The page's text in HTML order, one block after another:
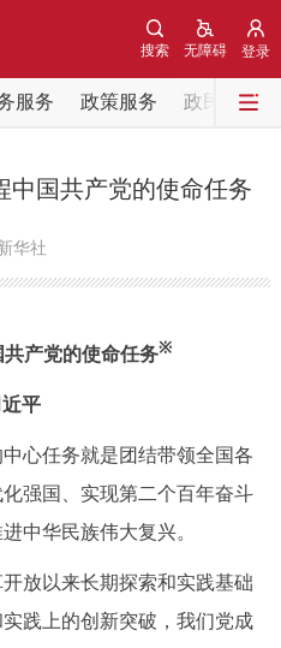
登录
无障碍
搜索
服务 政策服务 政民互动
解读 回应关切
公开
中国共产党的使命任务
华社
产党的使命任务※
平
任务就是团结带领全国各
强国、实现第二个百年奋斗
中华民族伟大复兴。
以来长期探索和实践基础
践上的创新突破，我们党成